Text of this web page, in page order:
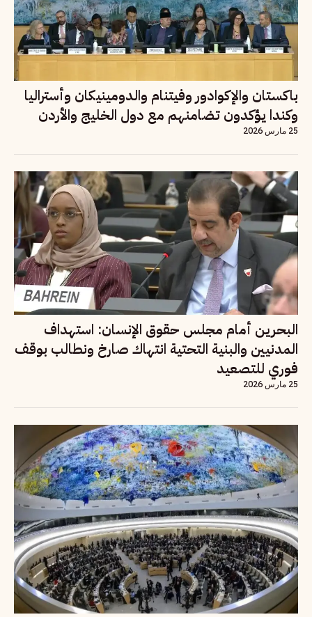
باكستان والإكوادور وفيتنام والدومينيكان وأستراليا
وكندا يؤكدون تضامنهم مع دول الخليج والأردن
25 مارس 2026
البحرين أمام مجلس حقوق الإنسان: استهداف
المدنيين والبنية التحتية انتهاك صارخ ونطالب بوقف
فوري للتصعيد
25 مارس 2026